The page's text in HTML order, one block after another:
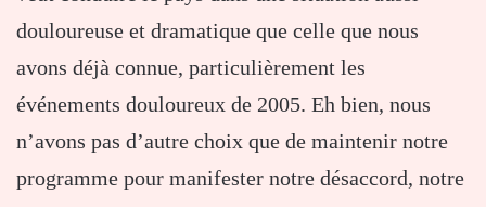
douloureuse et dramatique que celle que nous
avons déjà connue, particulièrement les
événements douloureux de 2005. Eh bien, nous
n’avons pas d’autre choix que de maintenir notre
programme pour manifester notre désaccord, notre